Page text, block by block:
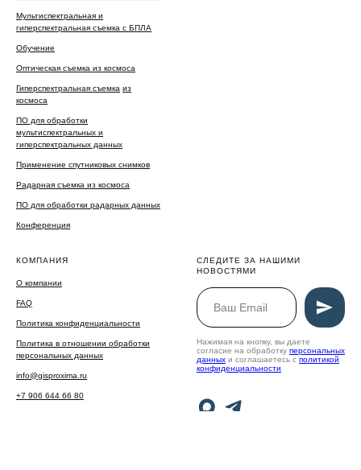
Мультиспектральная и
гиперспектральная съемка с БПЛА
Обучение
Оптическая съемка из космоса
Гиперспектральная съемка из
космоса
ПО для обработки
мультиспектральных и
гиперспектральных данных
Применение спутниковых снимков
Радарная съемка из космоса
ПО для обработки радарных данных
Конференция
КОМПАНИЯ
О компании
FAQ
Политика конфиденциальности
Политика в отношении обработки
персональных данных
info@gisproxima.ru
+7 906 644 66 80
СЛЕДИТЕ ЗА НАШИМИ
НОВОСТЯМИ
Нажимая на кнопку, вы даете
согласие на обработку персональных
данных и соглашаетесь c политикой
конфиденциальности